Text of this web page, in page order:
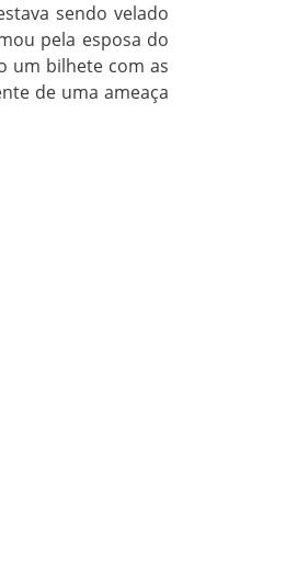
sendo velado
pela esposa do
um bilhete com as
de uma ameaça